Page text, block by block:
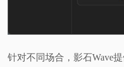
针对不同场合，影石Wave